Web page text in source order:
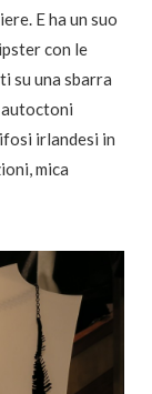
E ha un suo
con le
su una sbarra
autoctoni
irlandesi in
mica